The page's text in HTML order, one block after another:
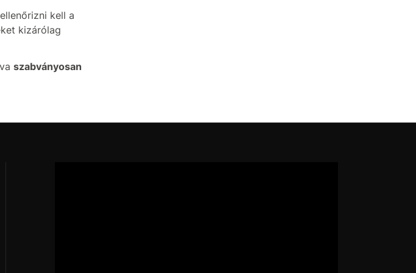
kell a
kizárólag
szabványosan